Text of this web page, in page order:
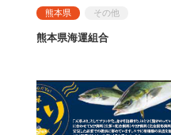
熊本県 その他
熊本県海運組合